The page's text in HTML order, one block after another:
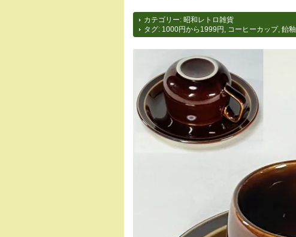
カテゴリー: 昭和レトロ雑貨
タグ: 1000円から1999円 コーヒーカップ, 飴釉